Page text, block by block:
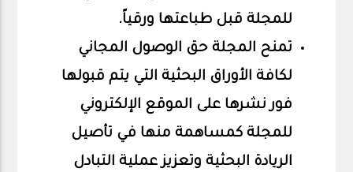
للمجلة قبل طباعتها ورقياً.
تمنح المجلة حق الوصول المجاني
لكافة الأوراق البحثية التي يتم قبولها
فور نشرها على الموقع الإلكتروني
للمجلة كمساهمة منها في تأصيل
الريادة البحثية وتعزيز عملية التبادل